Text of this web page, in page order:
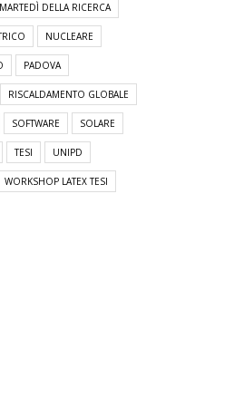
MARTEDÌ DELLA RICERCA
NUCLEARE
PADOVA
RISCALDAMENTO GLOBALE
SOFTWARE SOLARE
TESI UNIPD
WORKSHOP LATEX TESI